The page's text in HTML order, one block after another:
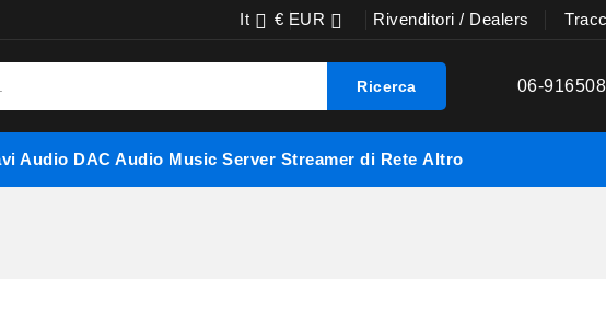
It  € EUR  Rivenditori / Dealers
Ricerca 06-
Audio DAC Audio Music Server Streamer di Rete Altro